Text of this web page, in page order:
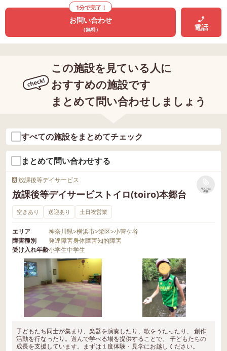
1分で完了！
お問い合わせ
（無料） 電話
この施設を見ている人に
おすすめの施設です
まとめて問い合わせしましょう
すべての施設をまとめてチェック
まとめて問い合わせする
放課後等デイサービス
放課後等デイサービストイロ(toiro)本郷台
リストに
保存
空きあり 送迎あり 土日祝営業
エリア 神奈川県>横浜市>栄区>小菅ケ谷
障害種別
発達障害身体障害知的障害
受け入れ年齢小学生中学生
子どもたち同士が集まり、楽器を演奏したり、歌をうたったり、 創作
活動を行なったり。遊んで学べる場を提供することで、 子どもたちの
成長を支援しています。まずは１度体験・見学にお越しください。